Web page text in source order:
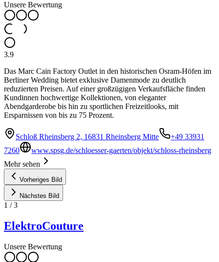
Unsere Bewertung
3.9
Das Marc Cain Factory Outlet in den historischen Osram-Höfen im
Berliner Wedding bietet exklusive Damenmode zu deutlich
reduzierten Preisen. Auf einer großzügigen Verkaufsfläche finden
Kundinnen hochwertige Kollektionen, von eleganter
Abendgarderobe bis hin zu sportlichen Freizeitlooks, mit
Ersparnissen von bis zu 75 Prozent.
Schloß Rheinsberg 2, 16831 Rheinsberg Mitte
+49 33931
7260
www.spsg.de/schloesser-gaerten/objekt/schloss-rheinsberg
Mehr sehen
Vorheriges Bild
Nächstes Bild
1 /3
ElektroCouture
Unsere Bewertung